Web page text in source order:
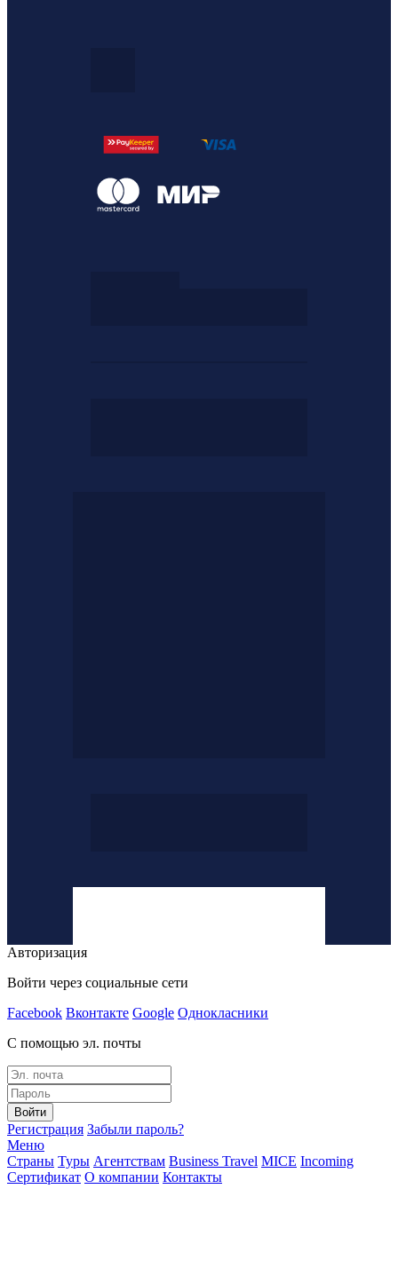
Авторизация
Войти через социальные сети
Facebook Вконтакте Google Однокласники
С помощью эл. почты
Войти
Регистрация Забыли пароль?
Меню
Страны Туры Агентствам Business Travel MICE Incoming
Сертификат О компании Контакты